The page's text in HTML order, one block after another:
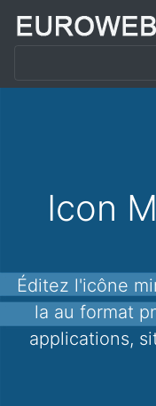
Icon
Éditez l'icône minus square et téléchargez-
la au format
applications,